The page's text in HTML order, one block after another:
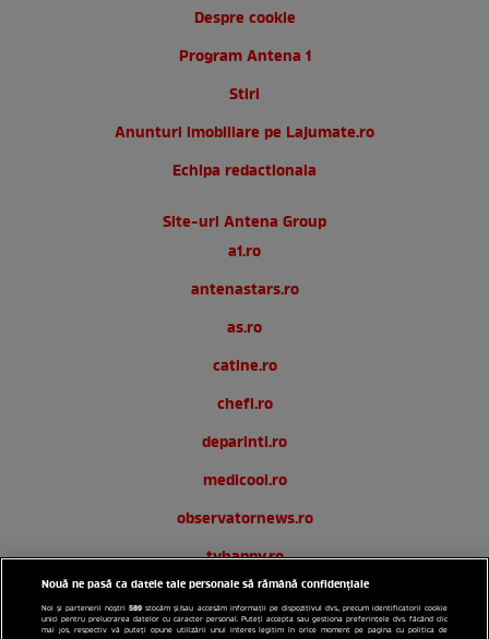
Despre cookie
Program Antena 1
Stiri
Anunturi imobiliare pe Lajumate.ro
Echipa redactionala
Site-uri Antena Group
a1.ro
antenastars.ro
as.ro
catine.ro
chefi.ro
deparinti.ro
medicool.ro
observatornews.ro
tvhappy.ro
useit.ro
zutv.ro
Nouă ne pasă ca datele tale personale să rămână confidențiale
Noi și partenerii noștri589 stocăm și/sau accesăm informații pe dispozitivul dvs., precum identificatorii cookie
unici pentru prelucrarea datelor cu caracter personal. Puteți accepta sau gestiona preferințele dvs. făcând clic
mai jos, respectiv vă puteți opune utilizării unui interes legitim în orice moment pe pagina cu politica de